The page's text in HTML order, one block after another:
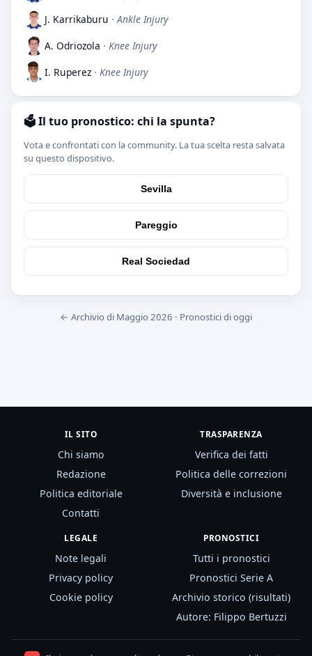
J. Karrikaburu · Ankle Injury
A. Odriozola · Knee Injury
I. Ruperez · Knee Injury
🗳️ Il tuo pronostico: chi la spunta?
Vota e confrontati con la community. La tua scelta resta salvata
su questo dispositivo.
Sevilla
Pareggio
Real Sociedad
← Archivio di Maggio 2026 · Pronostici di oggi
IL SITO
Chi siamo
Redazione
Politica editoriale
Contatti
TRASPARENZA
Verifica dei fatti
Politica delle correzioni
Diversità e inclusione
LEGALE
Note legali
Privacy policy
Cookie policy
PRONOSTICI
Tutti i pronostici
Pronostici Serie A
Archivio storico (risultati)
Autore: Filippo Bertuzzi